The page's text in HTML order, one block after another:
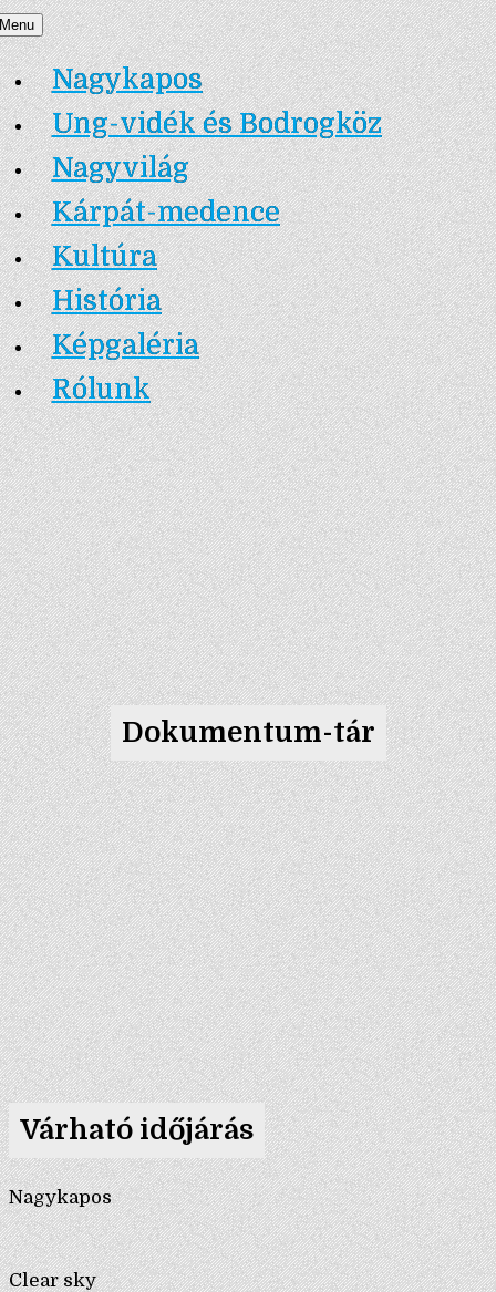
Skip
to
content
Nagykapos.ma
Nagykapos
Ung-vidék és Bodrogköz
Nagyvilág
Kárpát-medence
Kultúra
História
Képgaléria
Rólunk
Dokumentum-tár
Várható időjárás
Nagykapos
Clear sky